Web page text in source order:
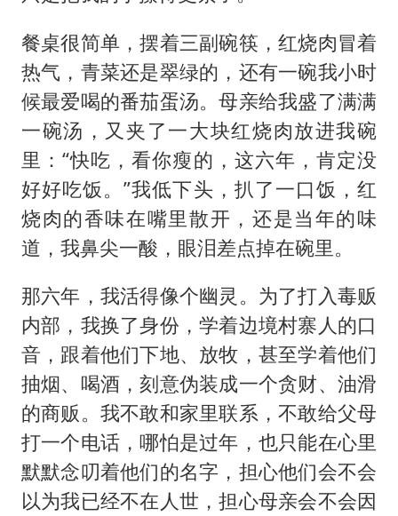
餐桌很简单，摆着三副碗筷，红烧肉冒着
热气，青菜还是翠绿的，还有一碗我小时
候最爱喝的番茄蛋汤。母亲给我盛了满满
一碗汤，又夹了一大块红烧肉放进我碗
里：“快吃，看你瘦的，这六年，肯定没
好好吃饭。”我低下头，扒了一口饭，红
烧肉的香味在嘴里散开，还是当年的味
道，我鼻尖一酸，眼泪差点掉在碗里。
那六年，我活得像个幽灵。为了打入毒贩
内部，我换了身份，学着边境村寨人的口
音，跟着他们下地、放牧，甚至学着他们
抽烟、喝酒，刻意伪装成一个贪财、油滑
的商贩。我不敢和家里联系，不敢给父母
打一个电话，哪怕是过年，也只能在心里
默默念叨着他们的名字，担心他们会不会
以为我已经不在人世，担心母亲会不会因